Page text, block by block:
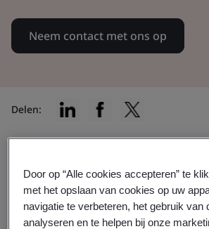
Neem contact met ons op
Delen:
Vind de certificering die
Door op “Alle cookies accepteren” te
met het opslaan van cookies op uw
navigatie te verbeteren, het gebruik van
analyseren en te helpen bij onze